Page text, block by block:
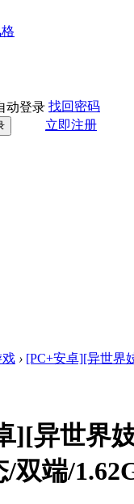
动登录 找回密码
立即注册
戏 › [PC+安卓][异世界
][异世界
双端/